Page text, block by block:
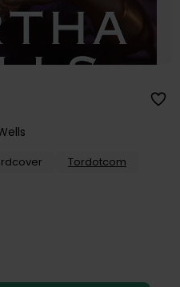
Tordotcom